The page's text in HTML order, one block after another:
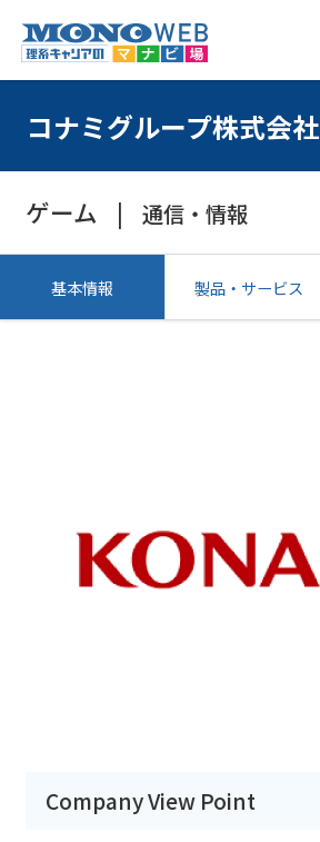
コナミグループ株式会社
ゲーム 通信・情報
基本情報 製品・サービス
Company View Point